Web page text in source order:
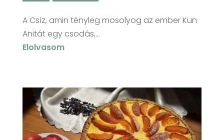
A Csíz, amin tényleg mosolyog az ember Kun
Anitát egy csodás,...
Elolvasom